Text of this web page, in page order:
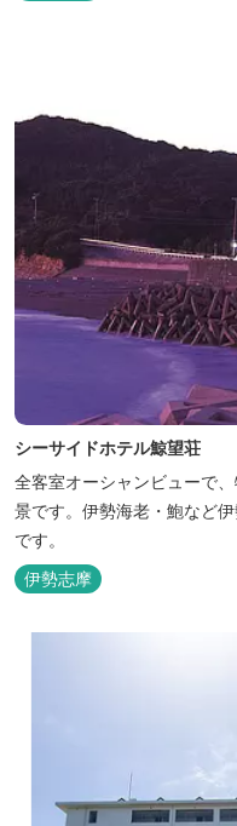
シーサイドホテル鯨望荘
全客室オーシャンビューで
景です。伊勢海老・鮑など
です。
伊勢志摩